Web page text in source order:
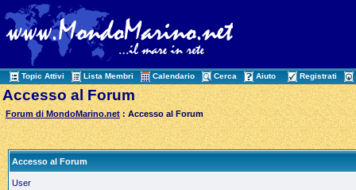
Topic Attivi Lista Membri Calendario Cerca Aiuto Registrati
Accesso al Forum
Forum di MondoMarino.net : Accesso al Forum
Accesso al Forum
User